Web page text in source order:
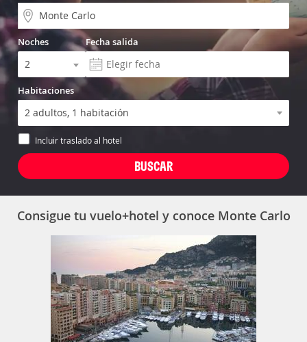
Noches Fecha salida
Habitaciones
Incluir traslado al hotel
Consigue tu vuelo+hotel y conoce Monte Carlo